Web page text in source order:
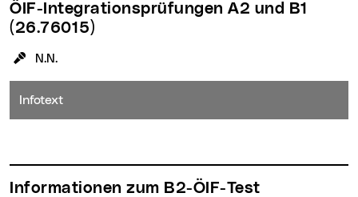
ÖIF-Integrationsprüfungen A2 und B1
(26.76015)
KursleiterIn:
N.N.
Infotext
Informationen zum B2-ÖIF-Test